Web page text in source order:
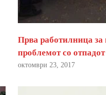
Прва работилница за
проблемот со отпадот
октомври 23, 2017